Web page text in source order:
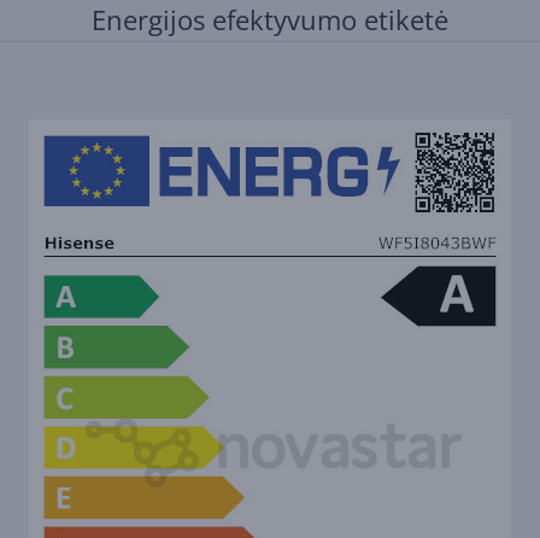
Energijos efektyvumo etiketė